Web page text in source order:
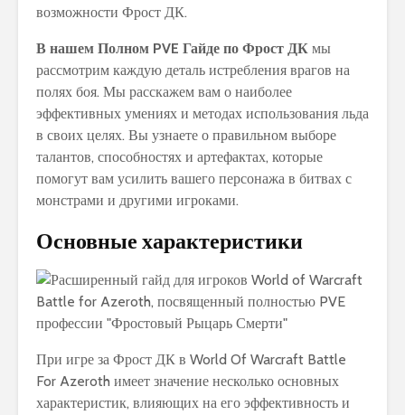
возможности Фрост ДК.
В нашем Полном PVE Гайде по Фрост ДК мы
рассмотрим каждую деталь истребления врагов на
полях боя. Мы расскажем вам о наиболее
эффективных умениях и методах использования льда
в своих целях. Вы узнаете о правильном выборе
талантов, способностях и артефактах, которые
помогут вам усилить вашего персонажа в битвах с
монстрами и другими игроками.
Основные характеристики
При игре за Фрост ДК в World Of Warcraft Battle
For Azeroth имеет значение несколько основных
характеристик, влияющих на его эффективность и